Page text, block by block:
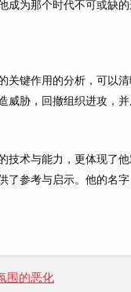
为那个时代不可或缺的
关键作用的分析，可以
威胁，回撤组织进攻，
技术与能力，更体现了
了参考与启示。他的名
围的恶化